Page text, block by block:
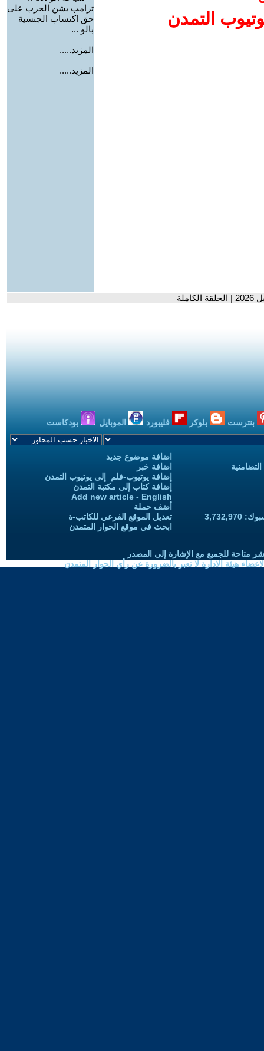
التمدن
ترامب يشن الحرب على
حق اكتساب الجنسية
بالو ...
المزيد.....
المزيد.....
بنترست بلوكر فليبورد الموبايل بودكاست
اضافة موضوع جديد
اضافة خبر
إضافة يوتيوب-فلم إلى يوتيوب التمدن
إضافة كتاب إلى مكتبة التمدن
Add new article - English
أضف حملة
تعديل الموقع الفرعي للكاتب-ة
ابحث في موقع الحوار المتمدن
متاحة للجميع مع الإشارة إلى المصدر
هيئة الادارة لا تعبر بالضرورة عن رأي الحوار المتمدن